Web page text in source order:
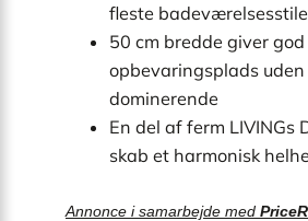
fleste badeværelsesstile
50 cm bredde giver god
opbevaringsplads
dominerende
En del af ferm LIVINGs
skab et harmonisk
Annonce i samarbejde med